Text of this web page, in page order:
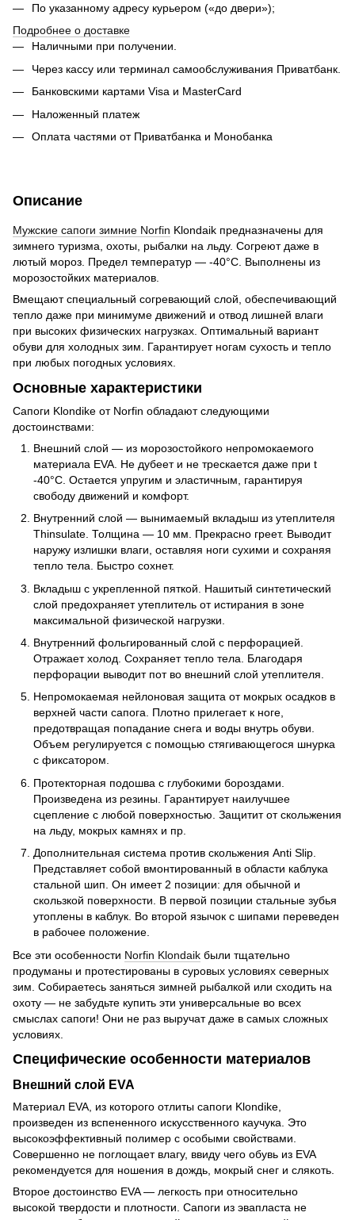
По указанному адресу курьером («до двери»);
Подробнее о доставке
Наличными при получении.
Через кассу или терминал самообслуживания Приватбанк.
Банковскими картами Visa и MasterCard
Наложенный платеж
Оплата частями от Приватбанка и Монобанка
Описание
Мужские сапоги зимние Norfin Klondaik предназначены для
зимнего туризма, охоты, рыбалки на льду. Согреют даже в
лютый мороз. Предел температур — -40°C. Выполнены из
морозостойких материалов.
Вмещают специальный согревающий слой, обеспечивающий
тепло даже при минимуме движений и отвод лишней влаги
при высоких физических нагрузках. Оптимальный вариант
обуви для холодных зим. Гарантирует ногам сухость и тепло
при любых погодных условиях.
Основные характеристики
Сапоги Klondike от Norfin обладают следующими
достоинствами:
Внешний слой — из морозостойкого непромокаемого
материала EVA. Не дубеет и не трескается даже при t
-40°C. Остается упругим и эластичным, гарантируя
свободу движений и комфорт.
Внутренний слой — вынимаемый вкладыш из утеплителя
Thinsulate. Толщина — 10 мм. Прекрасно греет. Выводит
наружу излишки влаги, оставляя ноги сухими и сохраняя
тепло тела. Быстро сохнет.
Вкладыш с укрепленной пяткой. Нашитый синтетический
слой предохраняет утеплитель от истирания в зоне
максимальной физической нагрузки.
Внутренний фольгированный слой с перфорацией.
Отражает холод. Сохраняет тепло тела. Благодаря
перфорации выводит пот во внешний слой утеплителя.
Непромокаемая нейлоновая защита от мокрых осадков в
верхней части сапога. Плотно прилегает к ноге,
предотвращая попадание снега и воды внутрь обуви.
Объем регулируется с помощью стягивающегося шнурка
с фиксатором.
Протекторная подошва с глубокими бороздами.
Произведена из резины. Гарантирует наилучшее
сцепление с любой поверхностью. Защитит от скольжения
на льду, мокрых камнях и пр.
Дополнительная система против скольжения Anti Slip.
Представляет собой вмонтированный в области каблука
стальной шип. Он имеет 2 позиции: для обычной и
скользкой поверхности. В первой позиции стальные зубья
утоплены в каблук. Во второй язычок с шипами переведен
в рабочее положение.
Все эти особенности Norfin Klondaik были тщательно
продуманы и протестированы в суровых условиях северных
зим. Собираетесь заняться зимней рыбалкой или сходить на
охоту — не забудьте купить эти универсальные во всех
смыслах сапоги! Они не раз выручат даже в самых сложных
условиях.
Специфические особенности материалов
Внешний слой EVA
Материал EVA, из которого отлиты сапоги Klondike,
произведен из вспененного искусственного каучука. Это
высокоэффективный полимер с особыми свойствами.
Совершенно не поглощает влагу, ввиду чего обувь из EVA
рекомендуется для ношения в дождь, мокрый снег и слякоть.
Второе достоинство EVA — легкость при относительно
высокой твердости и плотности. Сапоги из эвапласта не